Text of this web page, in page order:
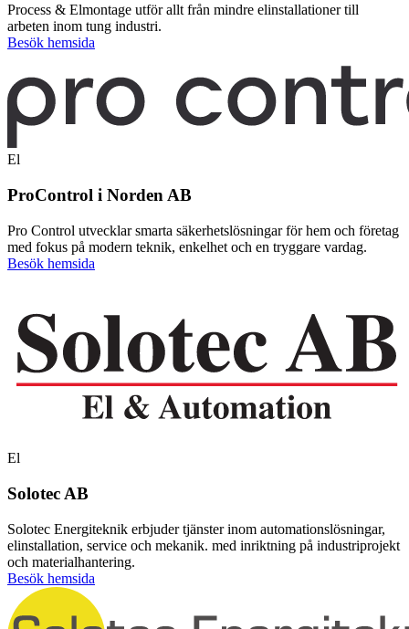
Process & Elmontage utför allt från mindre elinstallationer till
arbeten inom tung industri.
Besök hemsida
El
ProControl i Norden AB
Pro Control utvecklar smarta säkerhetslösningar för hem och företag
med fokus på modern teknik, enkelhet och en tryggare vardag.
Besök hemsida
El
Solotec AB
Solotec Energiteknik erbjuder tjänster inom automationslösningar,
elinstallation, service och mekanik. med inriktning på industriprojekt
och materialhantering.
Besök hemsida